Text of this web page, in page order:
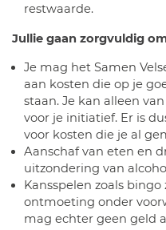
restwaarde.
Jullie gaan zorgvuldig
Je mag het Samen
aan kosten die op je
staan. Je kan alleen
voor je initiatief. Er is
voor kosten die je al
Aanschaf van eten en
uitzondering van
Kansspelen zoals
ontmoeting onder
mag echter geen geld